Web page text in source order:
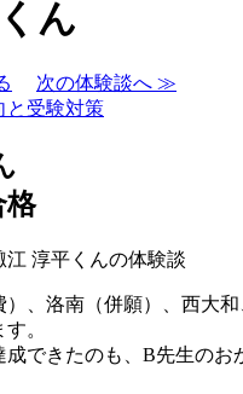
ん
次の体験談へ ≫
と受験対策
、洛南（併願）、西大
。
成できたのも、B先生のお